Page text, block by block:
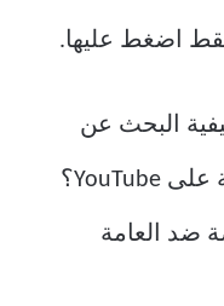
اضغط عليها.